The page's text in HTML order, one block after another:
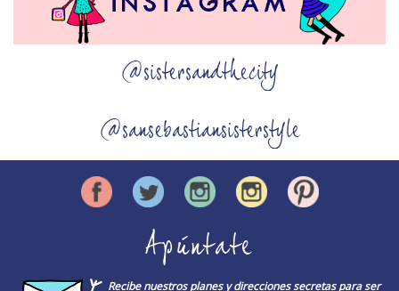
@sistersandthecity
@sansebastiansisterstyle
Apúntate
Recibe nuestros planes y direcciones secretas para ser